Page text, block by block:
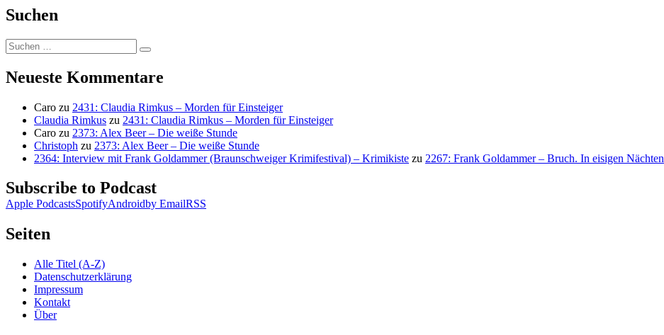
Suchen
Suchen
nach:
Suchen
Neueste Kommentare
Caro zu 2431: Claudia Rimkus – Morden für Einsteiger
Claudia Rimkus zu 2431: Claudia Rimkus – Morden für Einsteiger
Caro zu 2373: Alex Beer – Die weiße Stunde
Christoph zu 2373: Alex Beer – Die weiße Stunde
2364: Interview mit Frank Goldammer (Braunschweiger Krimifestival) – Krimikiste zu 2267: Frank Goldammer – Bruch. In eisigen Nächten
Subscribe to Podcast
Apple PodcastsSpotifyAndroidby EmailRSS
Seiten
Alle Titel (A-Z)
Datenschutzerklärung
Impressum
Kontakt
Über